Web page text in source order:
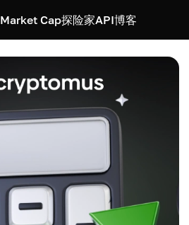
Market Cap探险家API博客